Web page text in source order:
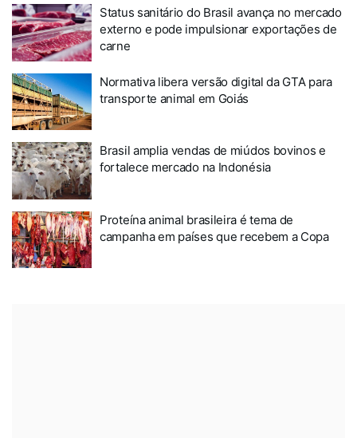
Status sanitário do Brasil avança no mercado
externo e pode impulsionar exportações de
carne
Normativa libera versão digital da GTA para
transporte animal em Goiás
Brasil amplia vendas de miúdos bovinos e
fortalece mercado na Indonésia
Proteína animal brasileira é tema de
campanha em países que recebem a Copa